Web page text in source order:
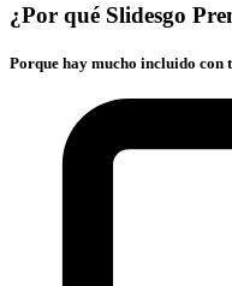
¿Por qué Slidesgo
Porque hay mucho incluido con